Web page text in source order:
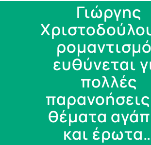
Γιώργης
ευθύνεται
πολλές
θέματα
και